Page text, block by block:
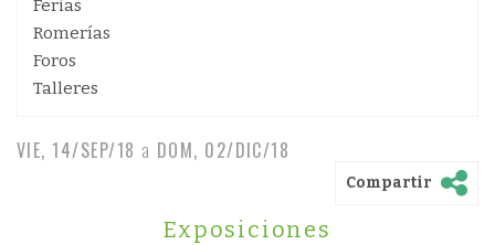
Ferias
Romerías
Foros
Talleres
VIE, 14/SEP/18 a DOM, 02/DIC/18
Compartir
Exposiciones